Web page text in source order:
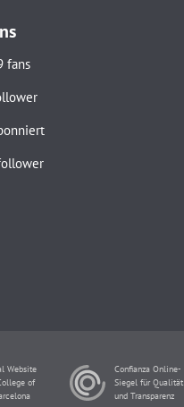
fans
Website
of
Confianza Online-
Siegel für Qualität
und Transparenz